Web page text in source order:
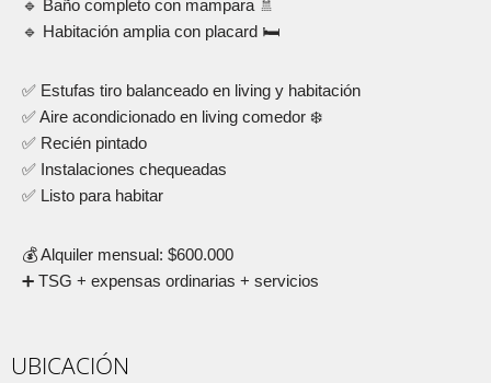
🔹 Baño completo con mampara 🚿
🔹 Habitación amplia con placard 🛏️
✅ Estufas tiro balanceado en living y habitación
✅ Aire acondicionado en living comedor ❄️
✅ Recién pintado
✅ Instalaciones chequeadas
✅ Listo para habitar
💰 Alquiler mensual: $600.000
➕ TSG + expensas ordinarias + servicios
UBICACIÓN